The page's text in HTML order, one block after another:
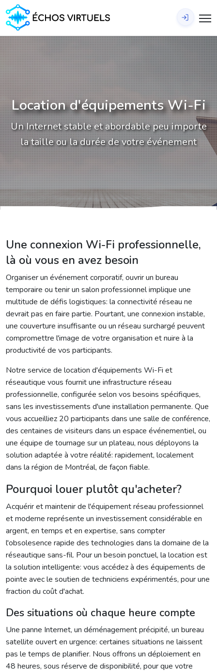
Location d'équipements Wi-Fi
Un Internet stable et abordable peu importe
la taille ou la durée de votre événement
Une connexion Wi-Fi professionnelle,
là où vous en avez besoin
Organiser un événement corporatif, ouvrir un bureau
temporaire ou tenir un salon professionnel implique une
multitude de défis logistiques: la connectivité réseau ne
devrait pas en faire partie. Pourtant, une connexion instable,
une couverture insuffisante ou un réseau surchargé peuvent
compromettre l'image de votre organisation et nuire à la
productivité de vos participants.
Notre service de location d'équipements Wi-Fi et
réseautique vous fournit une infrastructure réseau
professionnelle, configurée selon vos besoins spécifiques,
sans les investissements d'une installation permanente. Que
vous accueilliez 20 participants dans une salle de conférence,
des centaines de visiteurs dans un espace événementiel, ou
une équipe de tournage sur un plateau, nous déployons la
solution adaptée à votre réalité: rapidement, localement
dans la région de Montréal, de façon fiable.
Pourquoi louer plutôt qu'acheter?
Acquérir et maintenir de l'équipement réseau professionnel
et moderne représente un investissement considérable en
argent, en temps et en expertise, sans compter
l'obsolesence rapide des technologies dans la domaine de la
réseautique sans-fil. Pour un besoin ponctuel, la location est
la solution intelligente: vous accédez à des équipements de
pointe avec le soutien de techniciens expérimentés, pour une
fraction du coût d'achat.
Des situations où chaque heure compte
Une panne Internet, un déménagement précipité, un bureau
satellite ouvert en urgence: certaines situations ne laissent
pas le temps de planifier. Nous offrons un déploiement en
48 heures, sous réserve de disponibilité, pour que votre